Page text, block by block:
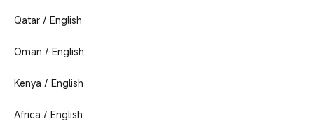
Qatar / English
Oman / English
Kenya / English
Africa / English